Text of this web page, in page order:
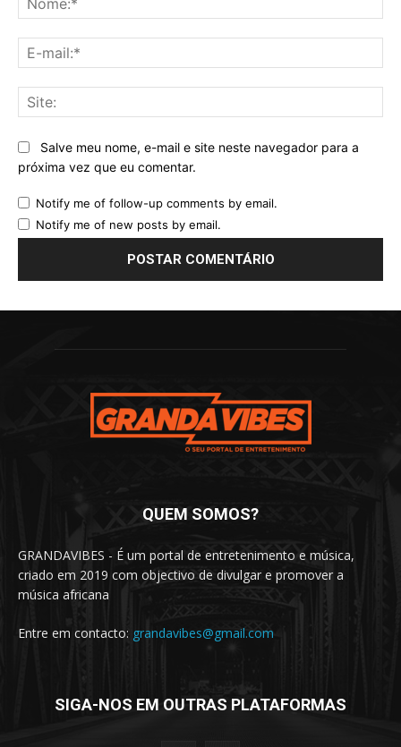
Salve meu nome, e-mail e site neste navegador para a
próxima vez que eu comentar.
Notify me of follow-up comments by email.
Notify me of new posts by email.
QUEM SOMOS?
GRANDAVIBES - É um portal de entretenimento e música,
criado em 2019 com objectivo de divulgar e promover a
música africana
Entre em contacto: grandavibes@gmail.com
SIGA-NOS EM OUTRAS PLATAFORMAS